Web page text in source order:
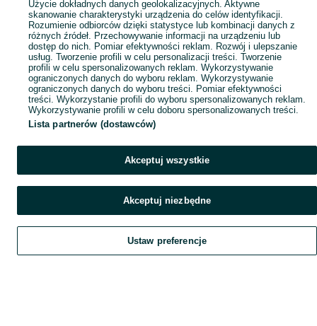
Szukaj Obserwujesz Dodaj Czat Konto
Użycie dokładnych danych geolokalizacyjnych. Aktywne
skanowanie charakterystyki urządzenia do celów identyfikacji.
Rozumienie odbiorców dzięki statystyce lub kombinacji danych z
różnych źródeł. Przechowywanie informacji na urządzeniu lub
dostęp do nich. Pomiar efektywności reklam. Rozwój i ulepszanie
usług. Tworzenie profili w celu personalizacji treści. Tworzenie
profili w celu spersonalizowanych reklam. Wykorzystywanie
ograniczonych danych do wyboru reklam. Wykorzystywanie
ograniczonych danych do wyboru treści. Pomiar efektywności
treści. Wykorzystanie profili do wyboru spersonalizowanych reklam.
Wykorzystywanie profili w celu doboru spersonalizowanych treści.
Lista partnerów (dostawców)
Akceptuj wszystkie
Akceptuj niezbędne
Ustaw preferencje